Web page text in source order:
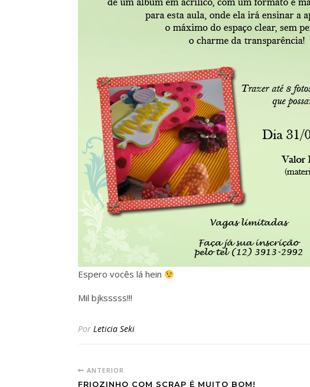
Espero vocês lá hein
Mil bjksssss!!!
Por Leticia Seki
ANTERIOR
FRIOZINHO COM SCRAP É MUITO BOM!